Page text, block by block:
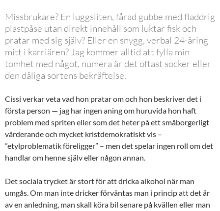
Missbrukare? En luggsliten, fårad gubbe med fladdrig
plastpåse utan direkt innehåll som luktar fisk och
pratar med sig själv? Eller en snygg, verbal 24-åring
mitt i karriären? Jag kommer alltid att fylla min
tomhet med något, numera är det oftast socker eller
den dåliga sortens bekräftelse.
Cissi verkar veta vad hon pratar om och hon beskriver det i
första person — jag har ingen aning om huruvida hon haft
problem med spriten eller som det heter på ett småborgerligt
värderande och mycket kristdemokratiskt vis –
”etylproblematik föreligger” – men det spelar ingen roll om det
handlar om henne själv eller någon annan.
Det sociala trycket är stort för att dricka alkohol när man
umgås. Om man inte dricker förväntas man i princip att det är
av en anledning, man skall köra bil senare på kvällen eller man